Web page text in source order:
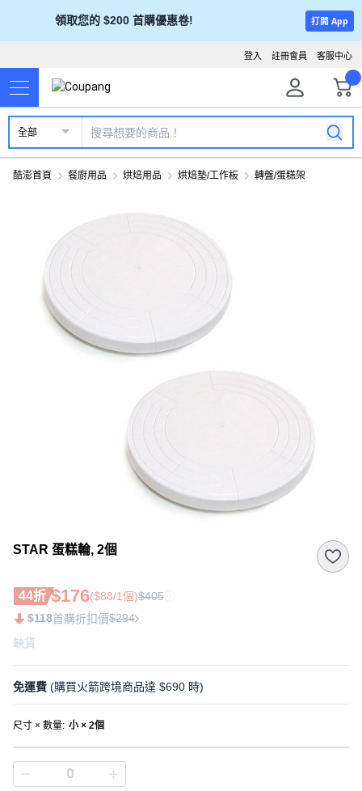
領取您的 $200 首購優惠卷! 打開 App
客服中心
註冊會員
登入
全部
酷澎首頁 餐廚用品 烘焙用品 烘焙墊/工作板 轉盤/蛋糕架
STAR 蛋糕輪, 2個
44折 $176($88/1個)$405
$118首購折扣價$294
缺貨
免運費 (購買火箭跨境商品達 $690 時)
尺寸 × 數量: 小 × 2個